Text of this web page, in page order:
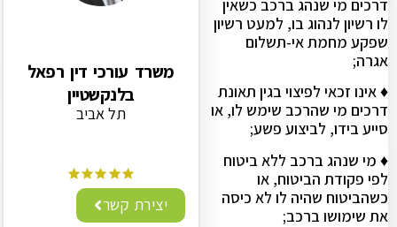
דרכים מי שנהג ברכב כשאין
לו רשיון לנהוג בו, למעט רשיון
שפקע מחמת אי-תשלום
אגרה;
♦ אינו זכאי לפיצוי בגין תאונת
דרכים מי שהרכב שימש לו, או
סייע בידו, לביצוע פשע;
♦ מי שנהג ברכב ללא ביטוח
לפי פקודת הביטוח, או
כשהביטוח שהיה לו לא כיסה
את שימושו ברכב;
משרד עורכי דין רפאל
בלנקשטיין
תל אביב
יצירת קשר